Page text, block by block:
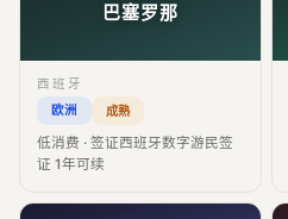
巴塞罗那
西班牙
欧洲
成熟
低消费 · 签证西班牙数字游民签
证 1年可续